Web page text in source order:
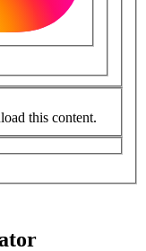
this content.